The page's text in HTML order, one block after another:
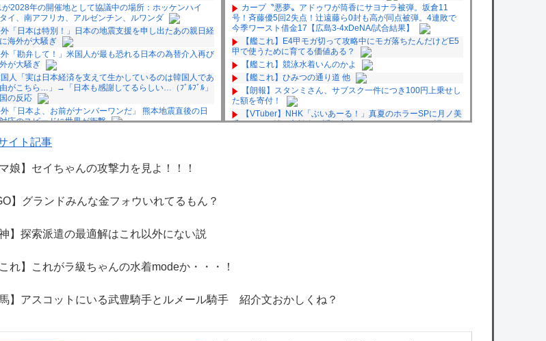
が2028年の開催地として協議中の場所：ホッケンハイ
イ、南アフリカ、アルゼンチン、ルワンダ
「日本は特別！」日本の地震支援を申し出たあの親日経
海外が大騒ぎ
「勘弁して！」米国人が最も恐れる日本の為替介入再び
が大騒ぎ
人「実は日本経済を支えて生かしているのは韓国人であ
がこちら…」→「日本も感謝してるらしい…（ﾌﾞﾙﾌﾞﾙ」
の反応
「日本よ、お前がナンバーワンだ」 熊本地震直後の日
応のスピードに世界が衝撃
だからなぁ（約100人）
ガー化したんじゃねえかな。
【ワートリ】2周目も全員でやる隊と分担でやる隊はそれ
の位いるんだろうか特別課題消化時は別として
by livedoor 相互RSS
カープ〝悪夢〟アドゥワが筒香にサヨナラ被弾。坂倉11
号！斉藤優5回2失点！辻遠藤ら0封も高が同点被弾。4連敗で
今季ワースト借金17【広島3-4xDeNA/試合結果】
【艦これ】E4甲モガ切って攻略中にモガ落ちたんだけどE5
甲で使うために育てる価値ある？
【艦これ】競泳水着いんのかよ
【艦これ】ひみつの通り道 他
【朗報】スタンミさん、サブスク一件につき100円上乗せし
た額を寄付！
【VTuber】NHK「ぶいあーる！」真夏のホラーSPに月ノ美
兎・ましろ爻・市松寿ゞ謡が出演！“VTuber×ホラー”を語る
イト記事
マ娘】セイちゃんの攻撃力を見よ！！！
】グランドみんな金フォウいれてるもん？
神】探索派遣の最適解はこれ以外にない説
これ】これがラ級ちゃんの水着modeか・・・！
馬】アスコットにいる武豊騎手とルメール騎手 紹介文おかしくね？